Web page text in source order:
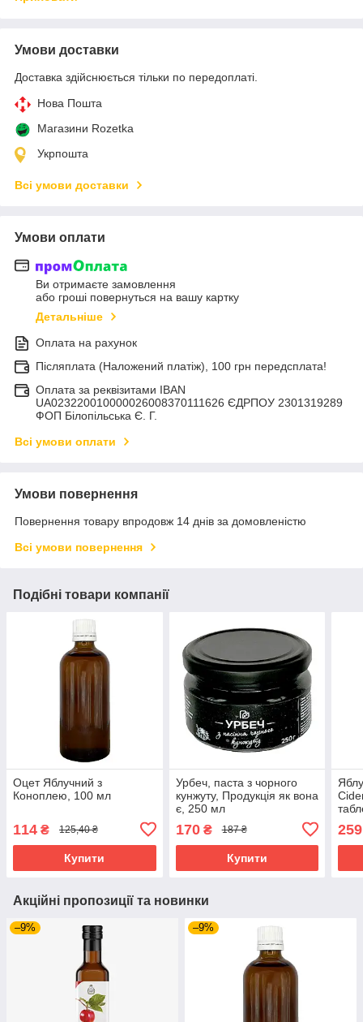
Умови доставки
Доставка здійснюється тільки по передоплаті.
Нова Пошта
Магазини Rozetka
Укрпошта
Всі умови доставки
Умови оплати
Ви отримаєте замовлення
або гроші повернуться на вашу картку
Детальніше
Оплата на рахунок
Післяплата (Наложений платіж), 100 грн передсплата!
Оплата за реквізитами IBAN
UA023220010000026008370111626 ЄДРПОУ 2301319289
ФОП Білопільська Є. Г.
Всі умови оплати
Умови повернення
Повернення товару впродовж 14 днів за домовленістю
Всі умови повернення
Подібні товари компанії
Оцет Яблучний з
Коноплею, 100 мл
114 ₴ 125,40 ₴
Купити
Урбеч, паста з чорного
кунжуту, Продукція як вона
є, 250 мл
170₴ 187 ₴
Купити
Акційні пропозиції та новинки
–9% –9%